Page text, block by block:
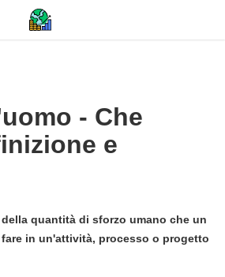
- Che
e
quantità di sforzo umano che un
in un'attività, processo o progetto